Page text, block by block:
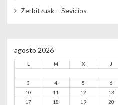
Zerbitzuak – Sevicios
agosto 2026
L M X J
3
4 5 6
10
11 12 13
17
18 19 20